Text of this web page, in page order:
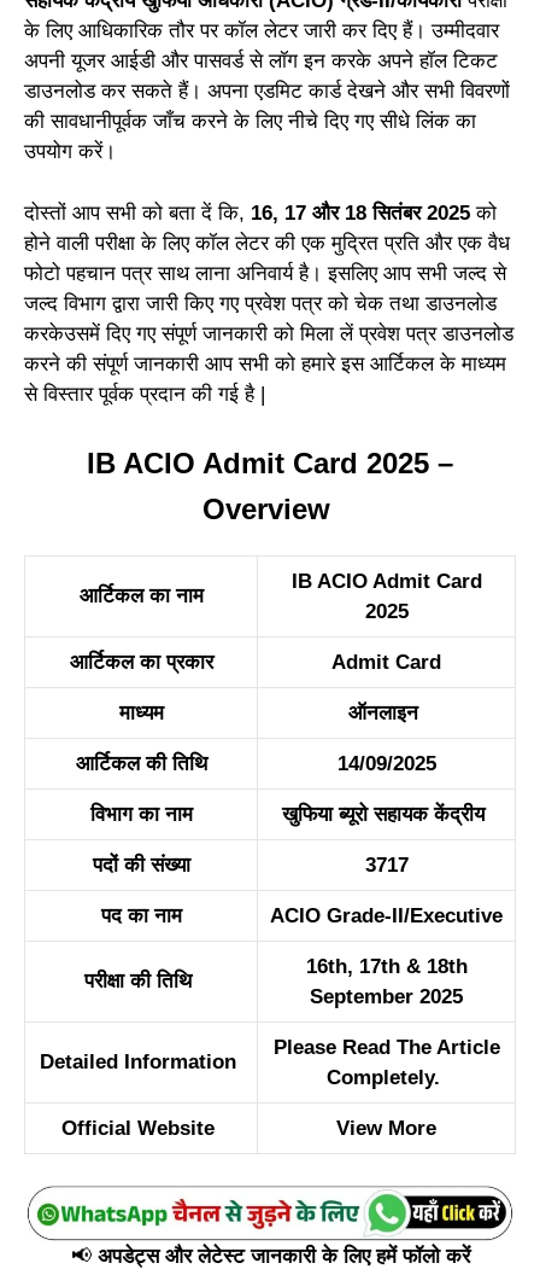
के लिए आधिकारिक तौर पर कॉल लेटर जारी कर दिए हैं। उम्मीदवार
अपनी यूजर आईडी और पासवर्ड से लॉग इन करके अपने हॉल टिकट
डाउनलोड कर सकते हैं। अपना एडमिट कार्ड देखने और सभी विवरणों
की सावधानीपूर्वक जाँच करने के लिए नीचे दिए गए सीधे लिंक का
उपयोग करें।
दोस्तों आप सभी को बता दें कि, 16, 17 और 18 सितंबर 2025 को
होने वाली परीक्षा के लिए कॉल लेटर की एक मुद्रित प्रति और एक वैध
फोटो पहचान पत्र साथ लाना अनिवार्य है। इसलिए आप सभी जल्द से
जल्द विभाग द्वारा जारी किए गए प्रवेश पत्र को चेक तथा डाउनलोड
करकेउसमें दिए गए संपूर्ण जानकारी को मिला लें प्रवेश पत्र डाउनलोड
करने की संपूर्ण जानकारी आप सभी को हमारे इस आर्टिकल के माध्यम
से विस्तार पूर्वक प्रदान की गई है |
IB ACIO Admit Card 2025 –
Overview
आर्टिकल का नाम
IB ACIO Admit Card
2025
आर्टिकल का प्रकार Admit Card
माध्यम ऑनलाइन
आर्टिकल की तिथि 14/09/2025
विभाग का नाम खुफिया ब्यूरो सहायक केंद्रीय
पदों की संख्या 3717
पद का नाम ACIO Grade-II/Executive
परीक्षा की तिथि
16th, 17th & 18th
September 2025
Detailed Information
Please Read The Article
Completely.
Official Website View More
📢 अपडेट्स और लेटेस्ट जानकारी के लिए हमें फॉलो करें